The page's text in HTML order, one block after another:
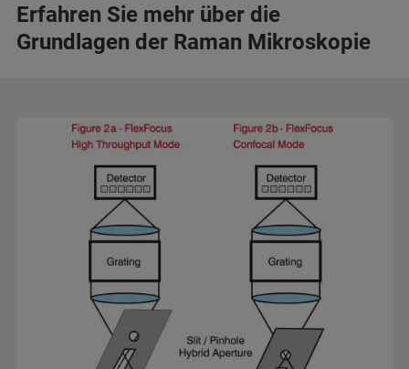
Erfahren Sie mehr über die
Grundlagen der Raman Mikroskopie